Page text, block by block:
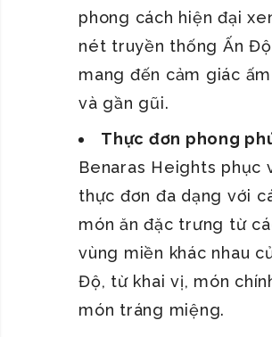
phong cách hiện đại
nét truyền thống Ấn
mang đến cảm giác
và gần gũi.
Thực đơn phong
Benaras Heights phục
thực đơn đa dạng với
món ăn đặc trưng từ
vùng miền khác nhau
Độ, từ khai vị, món
món tráng miệng.